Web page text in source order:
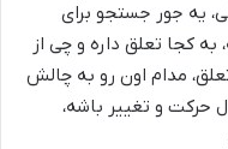
یه جور جستجو برای
به کجا تعلق داره و چی از
مدام اون رو به چالش
حرکت و تغییر باشه،